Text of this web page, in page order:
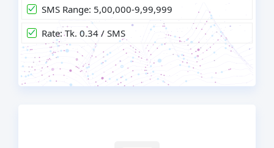
SMS Range: 5,00,000-9,99,999
Rate: Tk. 0.34 / SMS